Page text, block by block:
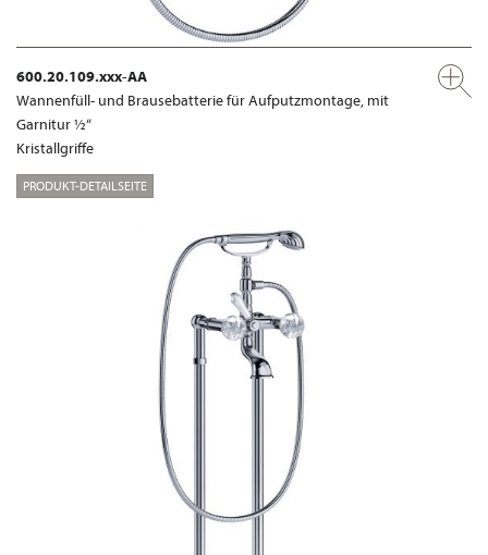
600.20.109.xxx-AA
Wannenfüll- und Brausebatterie für Aufputzmontage, mit
Garnitur ½“
Kristallgriffe
PRODUKT-DETAILSEITE